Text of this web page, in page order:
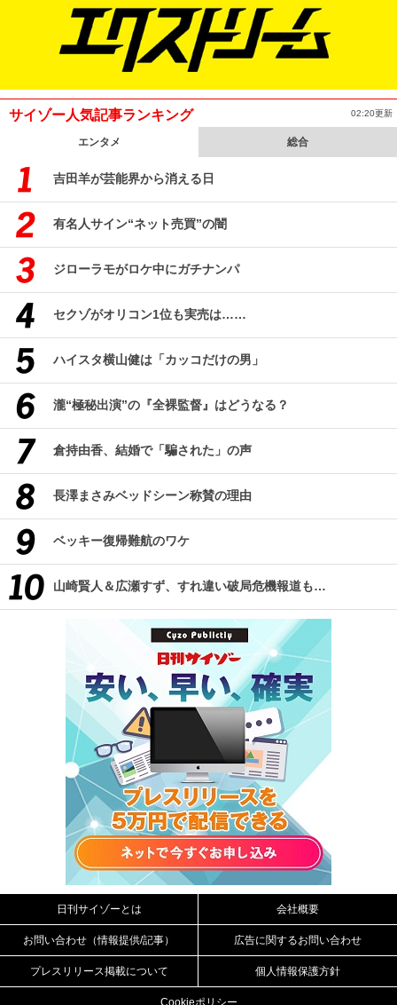
サイゾー人気記事ランキング 02:20更新
エンタメ 総合
吉田羊が芸能界から消える日
有名人サイン“ネット売買”の闇
ジローラモがロケ中にガチナンパ
セクゾがオリコン1位も実売は……
ハイスタ横山健は「カッコだけの男」
瀧“極秘出演”の『全裸監督』はどうなる？
倉持由香、結婚で「騙された」の声
長澤まさみベッドシーン称賛の理由
ベッキー復帰難航のワケ
山崎賢人＆広瀬すず、すれ違い破局危機報道も…
日刊サイゾーとは 会社概要
お問い合わせ（情報提供/記事） 広告に関するお問い合わせ
プレスリリース掲載について 個人情報保護方針
Cookieポリシー